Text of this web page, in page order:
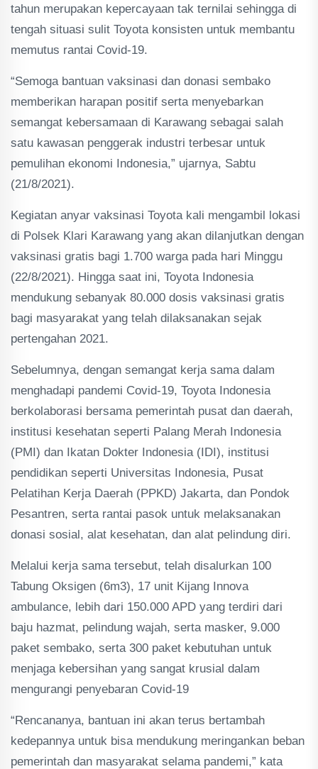
tahun merupakan kepercayaan tak ternilai sehingga di
tengah situasi sulit Toyota konsisten untuk membantu
memutus rantai Covid-19.
“Semoga bantuan vaksinasi dan donasi sembako
memberikan harapan positif serta menyebarkan
semangat kebersamaan di Karawang sebagai salah
satu kawasan penggerak industri terbesar untuk
pemulihan ekonomi Indonesia,” ujarnya, Sabtu
(21/8/2021).
Kegiatan anyar vaksinasi Toyota kali mengambil lokasi
di Polsek Klari Karawang yang akan dilanjutkan dengan
vaksinasi gratis bagi 1.700 warga pada hari Minggu
(22/8/2021). Hingga saat ini, Toyota Indonesia
mendukung sebanyak 80.000 dosis vaksinasi gratis
bagi masyarakat yang telah dilaksanakan sejak
pertengahan 2021.
Sebelumnya, dengan semangat kerja sama dalam
menghadapi pandemi Covid-19, Toyota Indonesia
berkolaborasi bersama pemerintah pusat dan daerah,
institusi kesehatan seperti Palang Merah Indonesia
(PMI) dan Ikatan Dokter Indonesia (IDI), institusi
pendidikan seperti Universitas Indonesia, Pusat
Pelatihan Kerja Daerah (PPKD) Jakarta, dan Pondok
Pesantren, serta rantai pasok untuk melaksanakan
donasi sosial, alat kesehatan, dan alat pelindung diri.
Melalui kerja sama tersebut, telah disalurkan 100
Tabung Oksigen (6m3), 17 unit Kijang Innova
ambulance, lebih dari 150.000 APD yang terdiri dari
baju hazmat, pelindung wajah, serta masker, 9.000
paket sembako, serta 300 paket kebutuhan untuk
menjaga kebersihan yang sangat krusial dalam
mengurangi penyebaran Covid-19
“Rencananya, bantuan ini akan terus bertambah
kedepannya untuk bisa mendukung meringankan beban
pemerintah dan masyarakat selama pandemi,” kata